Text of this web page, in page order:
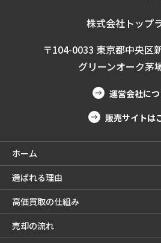
株式会社トップ
〒104-0033 東京都中央区
グリーンオーク茅
運営会社に
販売サイトは
ホーム
選ばれる理由
高価買取の仕組み
売却の流れ